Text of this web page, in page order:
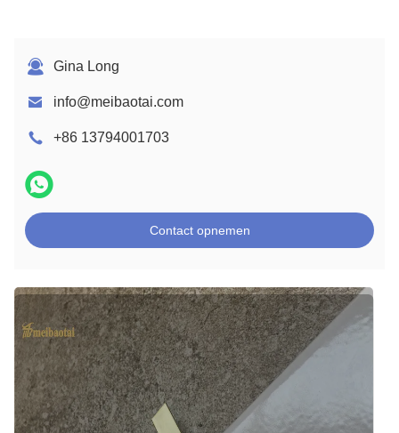
Gina Long
info@meibaotai.com
+86 13794001703
Contact opnemen